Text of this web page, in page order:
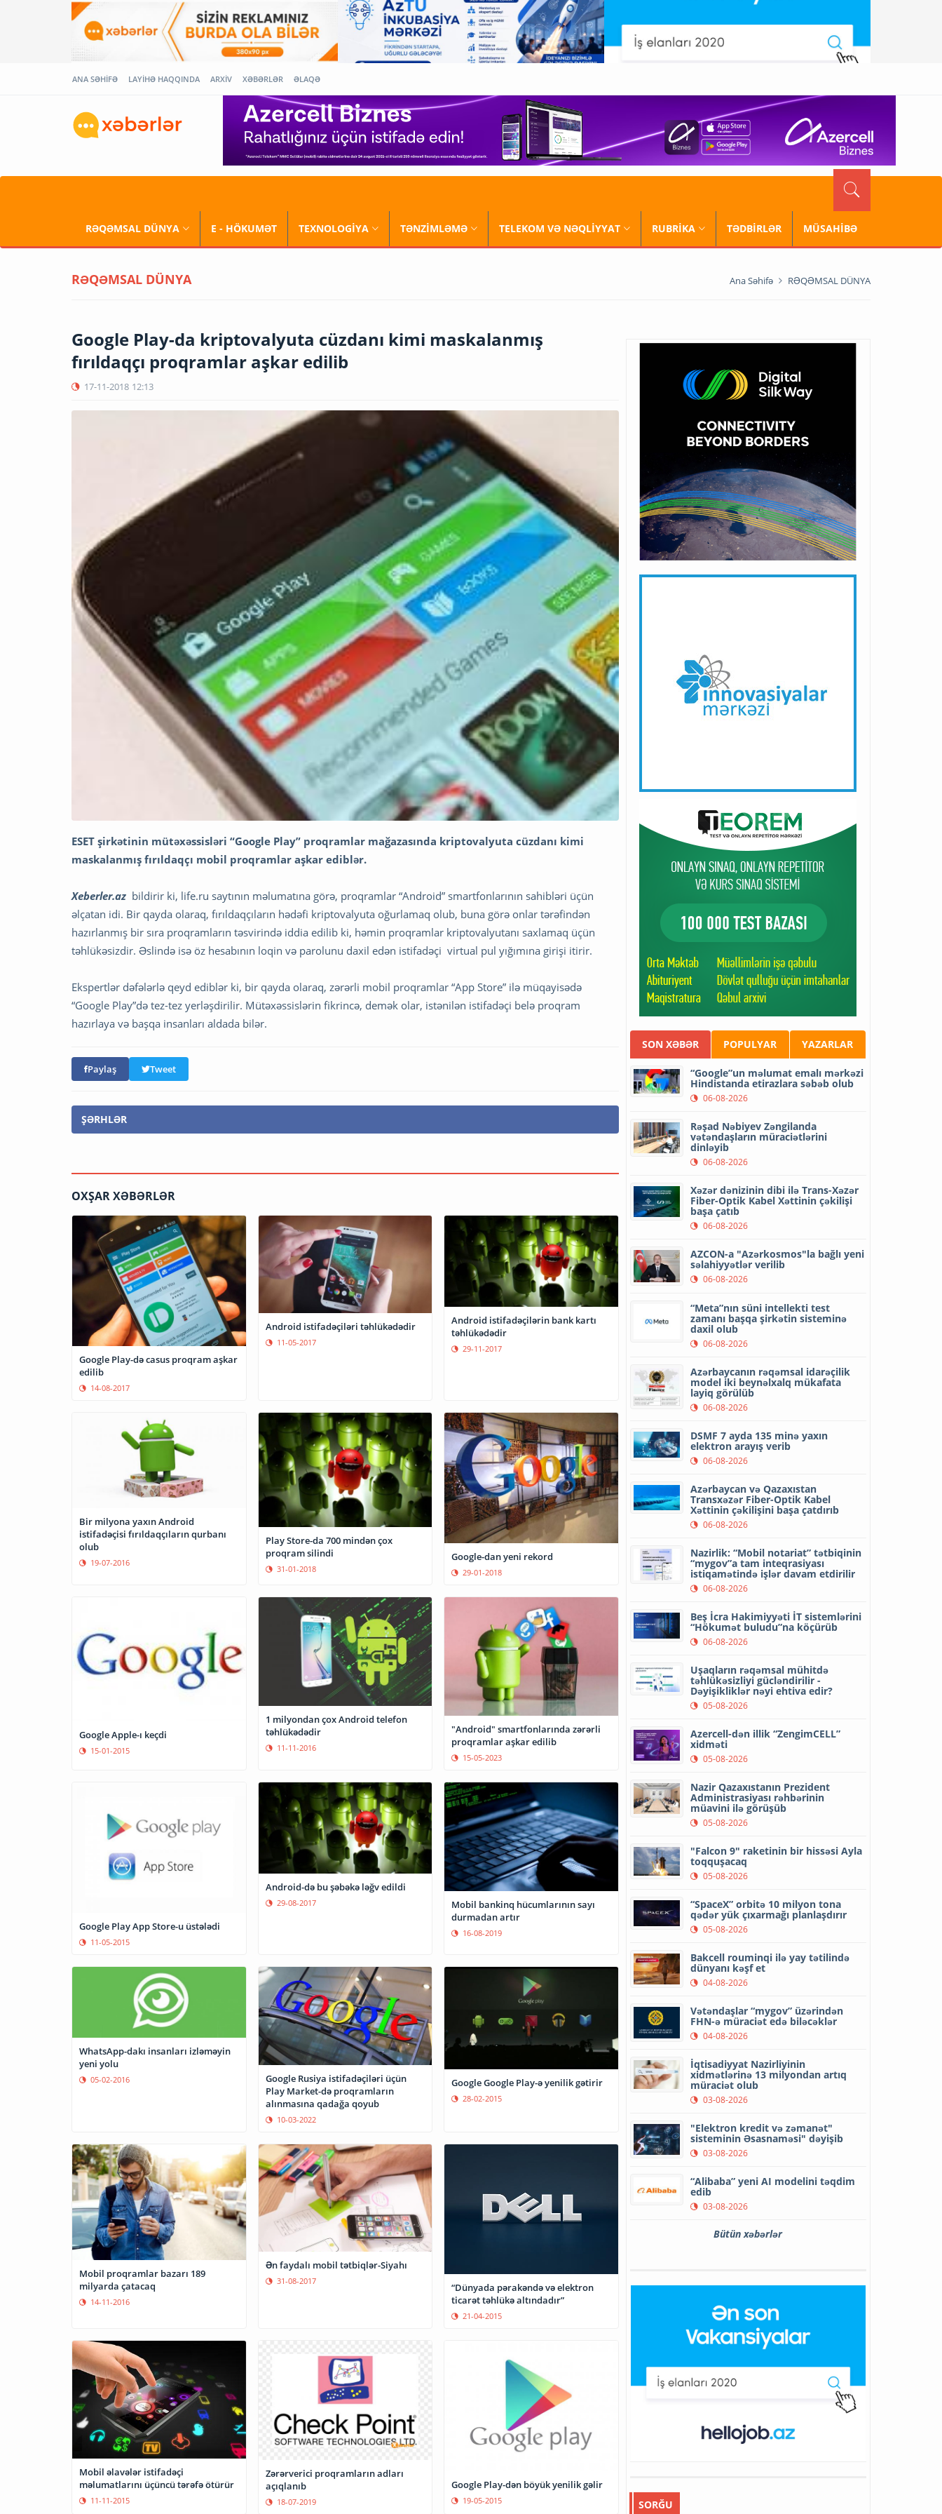
ANA SƏHİFƏ LAYİHƏ HAQQINDA ARXİV XƏBƏRLƏR ƏLAQƏ
RƏQƏMSAL DÜNYA E - HÖKUMƏT TEXNOLOGİYA TƏNZİMLƏMƏ TELEKOM VƏ NƏQLİYYAT RUBRİKA TƏDBİRLƏR MÜSAHİBƏ
RƏQƏMSAL DÜNYA Ana Səhifə RƏQƏMSAL DÜNYA
Google Play-da kriptovalyuta cüzdanı kimi maskalanmış
fırıldaqçı proqramlar aşkar edilib
17-11-2018 12:13
ESET şirkətinin mütəxəssisləri “Google Play” proqramlar mağazasında kriptovalyuta cüzdanı kimi
maskalanmış fırıldaqçı mobil proqramlar aşkar ediblər.
Xeberler.az bildirir ki, life.ru saytının məlumatına görə, proqramlar “Android” smartfonlarının sahibləri üçün
əlçatan idi. Bir qayda olaraq, fırıldaqçıların hədəfi kriptovalyuta oğurlamaq olub, buna görə onlar tərəfindən
hazırlanmış bir sıra proqramların təsvirində iddia edilib ki, həmin proqramlar kriptovalyutanı saxlamaq üçün
təhlükəsizdir. Əslində isə öz hesabının loqin və parolunu daxil edən istifadəçi virtual pul yığımına girişi itirir.
Ekspertlər dəfələrlə qeyd ediblər ki, bir qayda olaraq, zərərli mobil proqramlar “App Store” ilə müqayisədə
“Google Play”də tez-tez yerləşdirilir. Mütəxəssislərin fikrincə, demək olar, istənilən istifadəçi belə proqram
hazırlaya və başqa insanları aldada bilər.
Paylaş Tweet
ŞƏRHLƏR
OXŞAR XƏBƏRLƏR
Google Play-də casus proqram aşkar
edilib
14-08-2017
Android istifadəçiləri təhlükədədir
11-05-2017
Android istifadəçilərin bank kartı
təhlükədədir
29-11-2017
Bir milyona yaxın Android
istifadəçisi fırıldaqçıların qurbanı
olub
19-07-2016
Play Store-da 700 mindən çox
proqram silindi
31-01-2018
Google-dan yeni rekord
29-01-2018
Google Apple-ı keçdi
15-01-2015
1 milyondan çox Android telefon
təhlükədədir
11-11-2016
"Android" smartfonlarında zərərli
proqramlar aşkar edilib
15-05-2023
Google Play App Store-u üstələdi
11-05-2015
Android-də bu şəbəkə ləğv edildi
29-08-2017
Mobil bankinq hücumlarının sayı
durmadan artır
16-08-2019
WhatsApp-dakı insanları izləməyin
yeni yolu
05-02-2016
Google Rusiya istifadəçiləri üçün
Play Market-də proqramların
alınmasına qadağa qoyub
10-03-2022
Google Google Play-ə yenilik gətirir
28-02-2015
Mobil proqramlar bazarı 189
milyarda çatacaq
14-11-2016
Ən faydalı mobil tətbiqlər-Siyahı
31-08-2017
“Dünyada pərakəndə və elektron
ticarət təhlükə altındadır”
21-04-2015
Mobil əlavələr istifadəçi
məlumatlarını üçüncü tərəfə ötürür
11-11-2015
Zərərverici proqramların adları
açıqlanıb
18-07-2019
Google Play-dən böyük yenilik gəlir
19-05-2015
SON XƏBƏR POPULYAR YAZARLAR
“Google”un məlumat emalı mərkəzi
Hindistanda etirazlara səbəb olub
06-08-2026
Rəşad Nəbiyev Zəngilanda
vətəndaşların müraciətlərini
dinləyib
06-08-2026
Xəzər dənizinin dibi ilə Trans-Xəzər
Fiber-Optik Kabel Xəttinin çəkilişi
başa çatıb
06-08-2026
AZCON-a "Azərkosmos"la bağlı yeni
səlahiyyətlər verilib
06-08-2026
“Meta”nın süni intellekti test
zamanı başqa şirkətin sisteminə
daxil olub
06-08-2026
Azərbaycanın rəqəmsal idarəçilik
model iki beynəlxalq mükafata
layiq görülüb
06-08-2026
DSMF 7 ayda 135 minə yaxın
elektron arayış verib
06-08-2026
Azərbaycan və Qazaxıstan
Transxəzər Fiber-Optik Kabel
Xəttinin çəkilişini başa çatdırıb
06-08-2026
Nazirlik: “Mobil notariat” tətbiqinin
“mygov”a tam inteqrasiyası
istiqamətində işlər davam etdirilir
06-08-2026
Beş İcra Hakimiyyəti İT sistemlərini
“Hökumət buludu”na köçürüb
06-08-2026
Uşaqların rəqəmsal mühitdə
təhlükəsizliyi gücləndirilir -
Dəyişikliklər nəyi ehtiva edir?
05-08-2026
Azercell-dən illik “ZengimCELL”
xidməti
05-08-2026
Nazir Qazaxıstanın Prezident
Administrasiyası rəhbərinin
müavini ilə görüşüb
05-08-2026
"Falcon 9" raketinin bir hissəsi Ayla
toqquşacaq
05-08-2026
“SpaceX” orbitə 10 milyon tona
qədər yük çıxarmağı planlaşdırır
05-08-2026
Bakcell rouminqi ilə yay tətilində
dünyanı kəşf et
04-08-2026
Vətəndaşlar “mygov” üzərindən
FHN-ə müraciət edə biləcəklər
04-08-2026
İqtisadiyyat Nazirliyinin
xidmətlərinə 13 milyondan artıq
müraciət olub
03-08-2026
"Elektron kredit və zəmanət"
sisteminin Əsasnaməsi" dəyişib
03-08-2026
“Alibaba” yeni AI modelini təqdim
edib
03-08-2026
Bütün xəbərlər
SORĞU